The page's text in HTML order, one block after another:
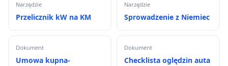
Narzędzie
Przelicznik kW na KM
Narzędzie
Sprowadzenie z Niemiec
Dokument
Umowa kupna-
Dokument
Checklista oględzin auta